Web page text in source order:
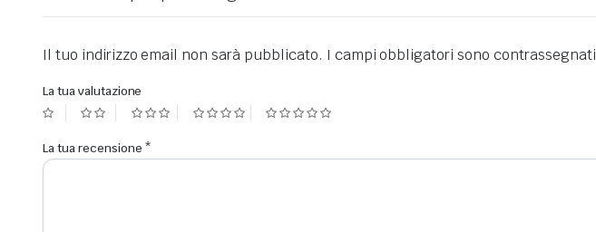
Il tuo indirizzo email non sarà pubblicato. I campi obbligatori sono contrassegnati
La tua valutazione
La tua recensione *